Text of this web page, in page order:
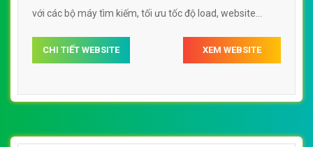
với các bộ máy tìm kiếm, tối ưu tốc độ load, website
website Web Huyện Ứng Hòa wwwmercedes-
CHI TIẾT WEBSITE XEM WEBSITE